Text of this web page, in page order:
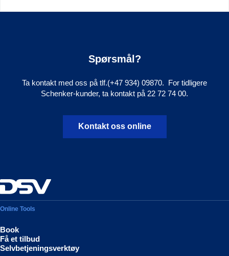
Spørsmål?
Ta kontakt med oss på tlf.(+47 934) 09870. For tidligere
Schenker-kunder, ta kontakt på 22 72 74 00.
Kontakt oss online
Online Tools
Book
Få et tilbud
Selvbetjeningsverktøy